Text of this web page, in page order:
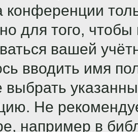
для того, чтобы
вашей
вводить имя
Не
например в